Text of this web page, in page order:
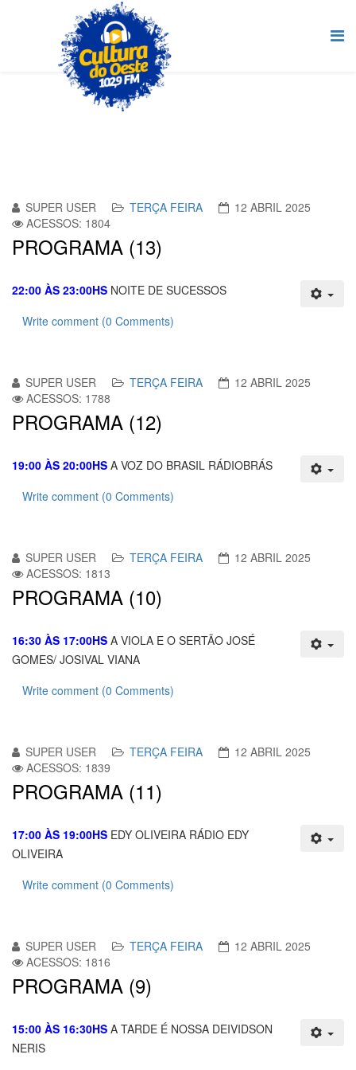
SUPER USER TERÇA FEIRA
12 ABRIL 2025
ACESSOS: 1804
PROGRAMA (13)
22:00 ÀS 23:00HS NOITE DE SUCESSOS
Write comment (0 Comments)
SUPER USER TERÇA FEIRA
12 ABRIL 2025
ACESSOS: 1788
PROGRAMA (12)
19:00 ÀS 20:00HS A VOZ DO BRASIL RÁDIOBRÁS
Write comment (0 Comments)
SUPER USER TERÇA FEIRA
12 ABRIL 2025
ACESSOS: 1813
PROGRAMA (10)
16:30 ÀS 17:00HS A VIOLA E O SERTÃO JOSÉ
GOMES/ JOSIVAL VIANA
Write comment (0 Comments)
SUPER USER TERÇA FEIRA
12 ABRIL 2025
ACESSOS: 1839
PROGRAMA (11)
17:00 ÀS 19:00HS EDY OLIVEIRA RÁDIO EDY
OLIVEIRA
Write comment (0 Comments)
SUPER USER TERÇA FEIRA
12 ABRIL 2025
ACESSOS: 1816
PROGRAMA (9)
15:00 ÀS 16:30HS A TARDE É NOSSA DEIVIDSON
NERIS